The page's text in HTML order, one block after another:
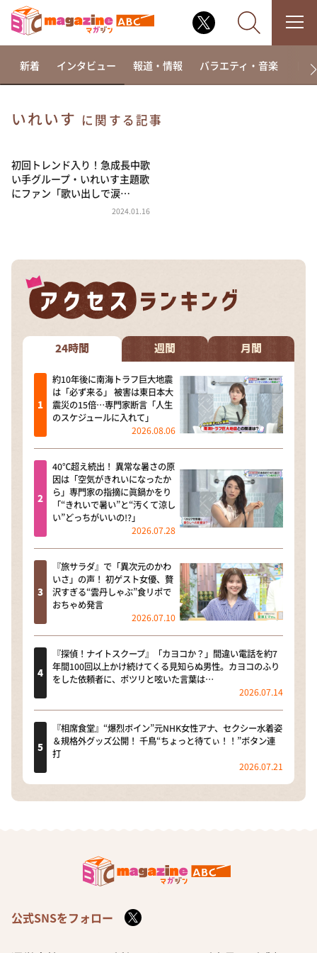
相席食堂
これ余談なんですけど・・・
～人生密着トークバラエティ！～ やすとものいたっ
河合＆A.B.C-Z塚田×福井アナ「なんでやねん！？」
（news おかえり）
DAIGOも台所 ～きょうの献立 何にする？～
本日はダイアンなり！シーズン２
朝だ！生です旅サラダ
教えて！ニュースライブ 正義のミカタ
ＬＩＦＥ～夢のカタチ～
新婚さんいらっしゃい！
ポツンと一軒家
ザキ山小屋本館
ぺこぱのまるスポ
新着 インタビュー 報道・情報 バラエティ・音楽 ド
いれいす に関する記事
初回トレンド入り！急成長中歌
い手グループ・いれいす主題歌
にファン「歌い出しで涙…
2024.01.16
24時間 週間 月間
約10年後に南海トラフ巨大地震
は「必ず来る」 被害は東日本大
震災の15倍…専門家断言「人生
のスケジュールに入れて」
2026.08.06
40℃超え続出！ 異常な暑さの原
因は「空気がきれいになったか
ら」専門家の指摘に眞鍋かをり
「“きれいで暑い”と“汚くて涼し
い”どっちがいいの!?」
2026.07.28
『旅サラダ』で「異次元のかわ
いさ」の声！ 初ゲスト女優、贅
沢すぎる“雲丹しゃぶ”食リポで
おちゃめ発言
2026.07.10
『探偵！ナイトスクープ』「カヨコか？」間違い電話を約7
年間100回以上かけ続けてくる見知らぬ男性。カヨコのふり
をした依頼者に、ポツリと呟いた言葉は…
2026.07.14
『相席食堂』“爆烈ボイン”元NHK女性アナ、セクシー水着姿
＆規格外グッズ公開！ 千鳥“ちょっと待てぃ！！”ボタン連
打
2026.07.21
公式SNSをフォロー